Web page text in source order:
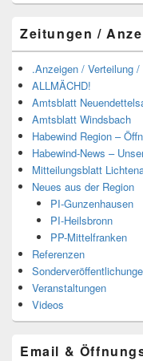
Zeitungen /
.Anzeigen / Verteilung /
ALLMÄCHD!
Amtsblatt
Amtsblatt Windsbach
Habewind Region –
Habewind-News –
Mitteilungsblatt
Neues aus der Region
PI-Gunzenhausen
PI-Heilsbronn
PP-Mittelfranken
Referenzen
Veranstaltungen
Videos
Email &